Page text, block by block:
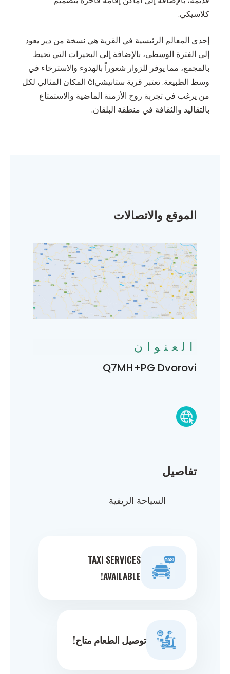
كلاسيكي.
إحدى المعالم الرئيسية في القرية هي نسخة من دير يعود
إلى الفترة الوسطى، بالإضافة إلى البحيرات التي تحيط
بالمجمع، مما يوفر للزوار شعوراً بالهدوء والاسترخاء في
وسط الطبيعة. تعتبر قرية ستانيشيći المكان المثالي لكل
من يرغب في تجربة روح الأزمنة الماضية والاستمتاع
بالتقاليد والثقافة في منطقة البلقان.
تفاصيل
السياحة الريفية
TAXI SERVICES
AVAILABLE!
توصيل الطعام متاح!
الموقع والاتصالات
العنوان
Q7MH+PG Dvorovi